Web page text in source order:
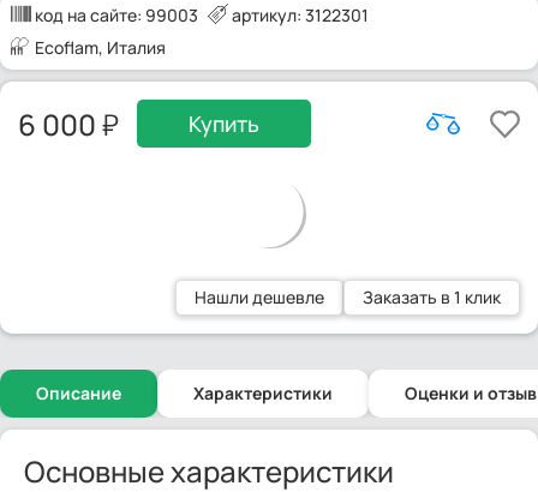
код на сайте: 99003
артикул: 3122301
Ecoflam, Италия
6 000 Купить
Нашли дешевле Заказать в 1 клик
Описание Характеристики Оценки и
Основные характеристики